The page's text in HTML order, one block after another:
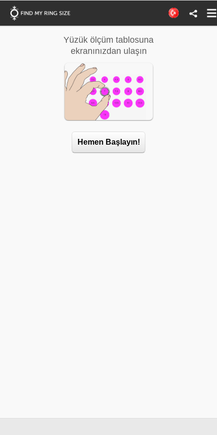
Yüzük ölçüm tablosuna
ekranınızdan ulaşın
Hemen Başlayın!